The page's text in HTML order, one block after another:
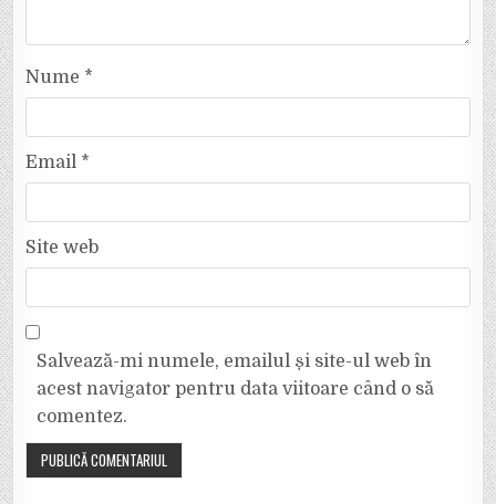
Nume *
Email *
Site web
Salvează-mi numele, emailul și site-ul web în
acest navigator pentru data viitoare când o să
comentez.